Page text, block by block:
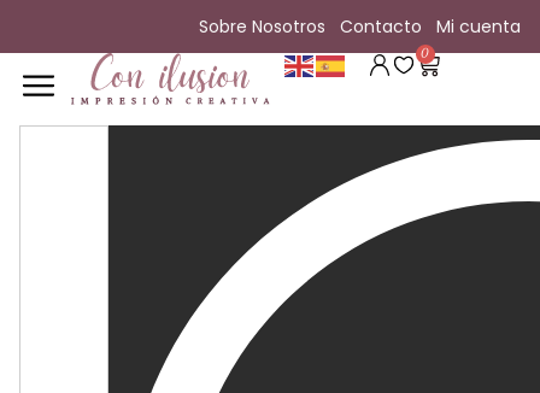
Sobre Nosotros Contacto Mi cuenta
0